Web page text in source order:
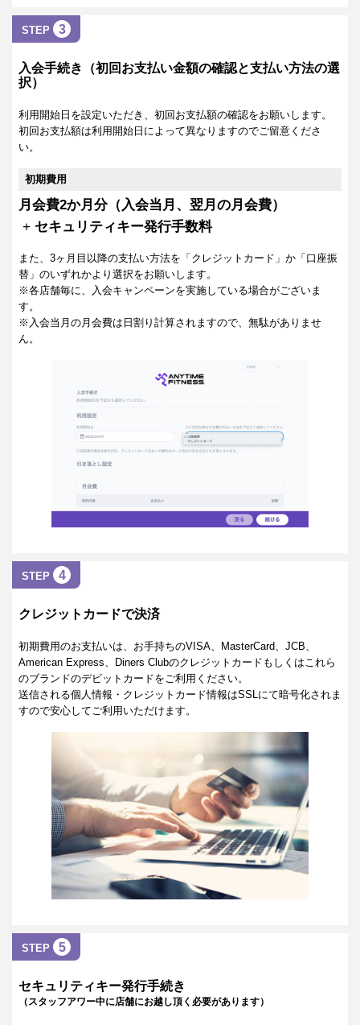
STEP 3
入会手続き（初回お支払い金額の確認と支払い方法の選
択）
利用開始日を設定いただき、初回お支払額の確認をお願いします。
初回お支払額は利用開始日によって異なりますのでご留意くださ
い。
初期費用
月会費2か月分（入会当月、翌月の月会費）
+ セキュリティキー発行手数料
また、3ヶ月目以降の支払い方法を「クレジットカード」か「口座振
替」のいずれかより選択をお願いします。
※各店舗毎に、入会キャンペーンを実施している場合がございま
す。
※入会当月の月会費は日割り計算されますので、無駄がありませ
ん。
STEP 4
クレジットカードで決済
初期費用のお支払いは、お手持ちのVISA、MasterCard、JCB、
American Express、Diners Clubのクレジットカードもしくはこれら
のブランドのデビットカードをご利用ください。
送信される個人情報・クレジットカード情報はSSLにて暗号化されま
すので安心してご利用いただけます。
STEP 5
セキュリティキー発行手続き
（スタッフアワー中に店舗にお越し頂く必要があります）